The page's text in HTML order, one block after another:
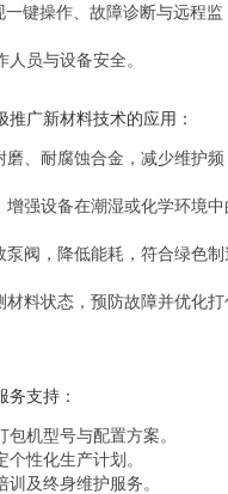
键操作、故障诊断与远程监
员与设备安全。
广新材料技术的应用：
、耐腐蚀合金，减少维护频
强设备在潮湿或化学环境中
阀，降低能耗，符合绿色制
料状态，预防故障并优化打
支持：
机型号与配置方案。
性化生产计划。
及终身维护服务。